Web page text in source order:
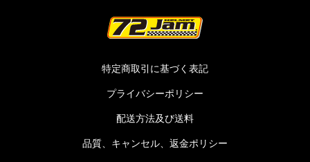
特定商取引に基づく表記
プライバシーポリシー
配送方法及び送料
品質、キャンセル、返金ポリシー